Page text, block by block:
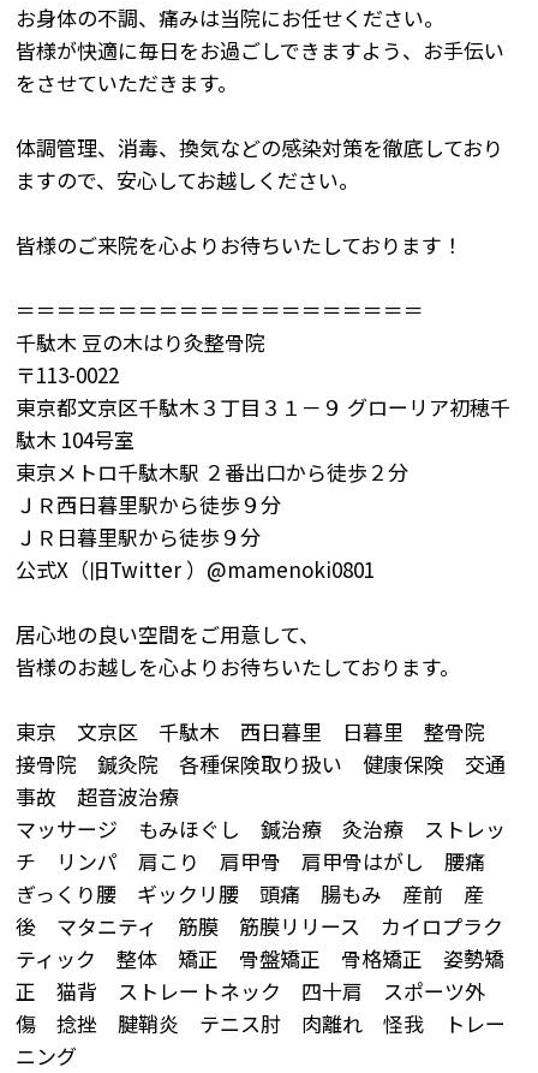
お身体の不調、痛みは当院にお任せください。
皆様が快適に毎日をお過ごしできますよう、お手伝い
をさせていただきます。
体調管理、消毒、換気などの感染対策を徹底しており
ますので、安心してお越しください。
皆様のご来院を心よりお待ちいたしております！
＝＝＝＝＝＝＝＝＝＝＝＝＝＝＝＝＝＝＝＝
千駄木 豆の木はり灸整骨院
〒113-0022
東京都文京区千駄木３丁目３１－９ グローリア初穂千
駄木 104号室
東京メトロ千駄木駅 ２番出口から徒歩２分
ＪＲ西日暮里駅から徒歩９分
ＪＲ日暮里駅から徒歩９分
公式X（旧Twitter ）@mamenoki0801
居心地の良い空間をご用意して、
皆様のお越しを心よりお待ちいたしております。
東京 文京区 千駄木 西日暮里 日暮里 整骨院
接骨院 鍼灸院 各種保険取り扱い 健康保険 交通
事故 超音波治療
マッサージ もみほぐし 鍼治療 灸治療 ストレッ
チ リンパ 肩こり 肩甲骨 肩甲骨はがし 腰痛
ぎっくり腰 ギックリ腰 頭痛 腸もみ 産前 産
後 マタニティ 筋膜 筋膜リリース カイロプラク
ティック 整体 矯正 骨盤矯正 骨格矯正 姿勢矯
正 猫背 ストレートネック 四十肩 スポーツ外
傷 捻挫 腱鞘炎 テニス肘 肉離れ 怪我 トレー
ニング